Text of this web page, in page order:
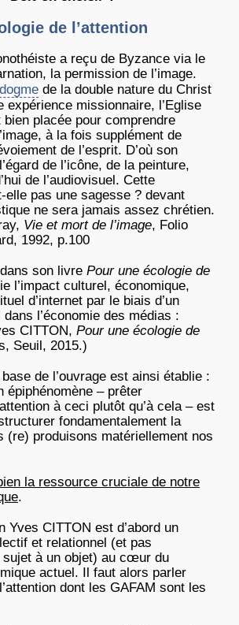
de l’attention
a reçu de Byzance via le
la permission de l’image.
dogme de la double nature du Christ
expérience missionnaire, l’Eglise
placée pour comprendre
à la fois supplément de
de l’esprit. D’où son
de l’icône, de la peinture,
de l’audiovisuel. Cette
elle pas une sagesse ? devant
ne sera jamais assez chrétien.
Vie et mort de l’image, Folio
1992, p.100
son livre Pour une écologie de
l’impact culturel, économique,
d’internet par le biais d’un
l’économie des médias :
CITTON, Pour une écologie de
Seuil, 2015.)
base de l’ouvrage est ainsi établie :
épiphénomène – prêter
à ceci plutôt qu’à cela – est
fondamentalement la
(re) produisons matériellement nos
la ressource cruciale de notre
.
Yves CITTON est d’abord un
et relationnel (et pas
sujet à un objet) au cœur du
actuel. Il faut alors parler
dont les GAFAM sont les